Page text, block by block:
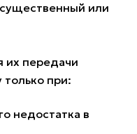
или
их передачи
при:
недостатка в